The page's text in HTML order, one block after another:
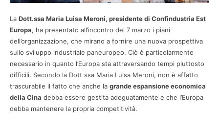
La Dott.ssa Maria Luisa Meroni, presidente di Confindustria Est
Europa, ha presentato all’incontro del 7 marzo i piani
dell’organizzazione, che mirano a fornire una nuova prospettiva
sullo sviluppo industriale paneuropeo. Ciò è particolarmente
necessario in quanto l’Europa sta attraversando tempi piuttosto
difficili. Secondo la Dott.ssa Maria Luisa Meroni, non è affatto
trascurabile il fatto che anche la grande espansione economica
della Cina debba essere gestita adeguatamente e che l’Europa
debba mantenere la propria competitività.